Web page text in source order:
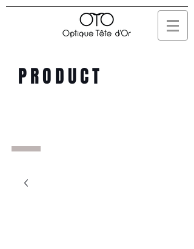
PRODUCT